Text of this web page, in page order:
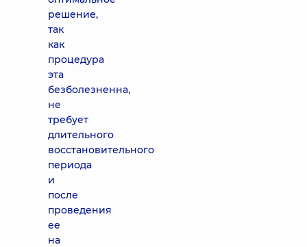
решение,
так
как
процедура
эта
безболезненна,
не
требует
длительного
восстановительного
периода
и
после
проведения
ее
на